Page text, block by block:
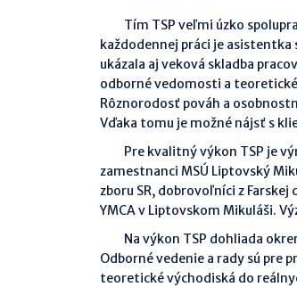
Tím TSP veľmi úzko
každodennej práci je
ukázala aj veková skladba
odborné vedomosti a
Rôznorodosť pováh a
Vďaka tomu je možné nájsť s
Pre kvalitný výkon TSP je
zamestnanci MSÚ Liptovský
zboru SR, dobrovoľníci z
YMCA v Liptovskom Mikuláši.
Na výkon TSP dohliada
Odborné vedenie a rady sú pre
teoretické východiská do